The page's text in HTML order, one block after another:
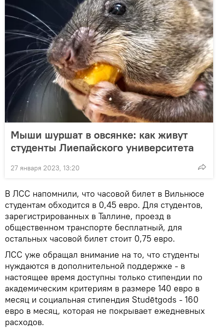
Мыши шуршат в овсянке: как живут
студенты Лиепайского университета
27 января 2023, 13:20
В ЛСС напомнили, что часовой билет в Вильнюсе
студентам обходится в 0,45 евро. Для студентов,
зарегистрированных в Таллине, проезд в
общественном транспорте бесплатный, для
остальных часовой билет стоит 0,75 евро.
ЛСС уже обращал внимание на то, что студенты
нуждаются в дополнительной поддержке - в
настоящее время доступны только стипендии по
академическим критериям в размере 140 евро в
месяц и социальная стипендия Studētgods - 160
евро в месяц, которая не покрывает ежедневных
расходов.